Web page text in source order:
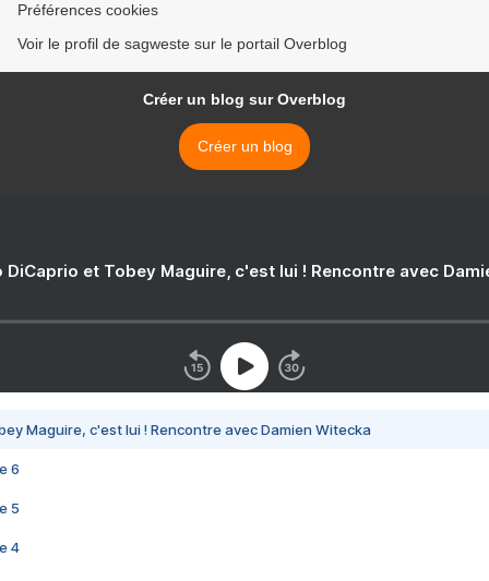
Préférences cookies
Voir le profil de sagweste sur le portail Overblog
Créer un blog sur Overblog
Créer un blog
DiCaprio et Tobey Maguire, c'est lui ! Rencontre avec
Maguire, c'est lui ! Rencontre avec Damien Witecka
6
5
4